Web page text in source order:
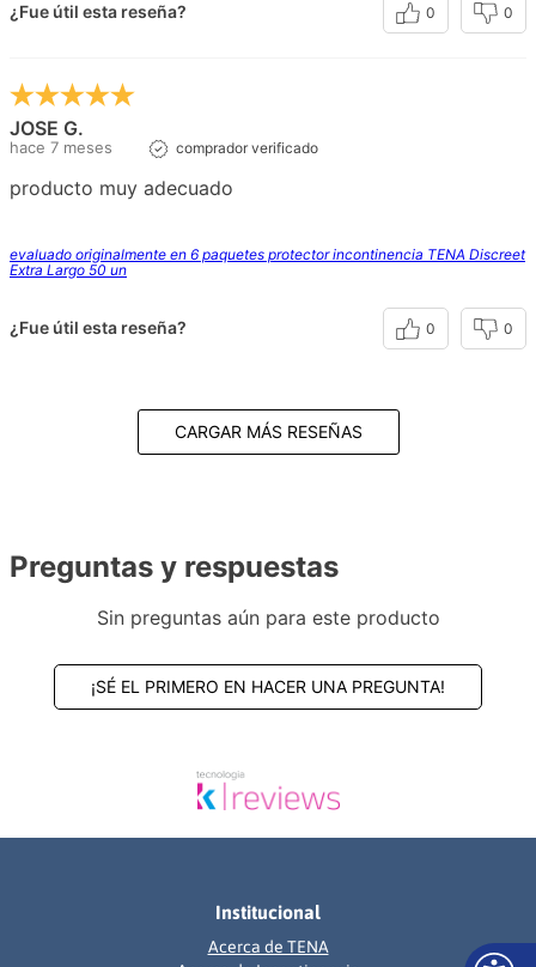
¿Fue útil esta reseña? 0 0
JOSE G.
hace 7 meses comprador verificado
producto muy adecuado
evaluado originalmente en 6 paquetes protector incontinencia TENA Discreet
Extra Largo 50 un
¿Fue útil esta reseña? 0 0
CARGAR MÁS RESEÑAS
Preguntas y respuestas
Sin preguntas aún para este producto
¡SÉ EL PRIMERO EN HACER UNA PREGUNTA!
Institucional
Acerca de TENA